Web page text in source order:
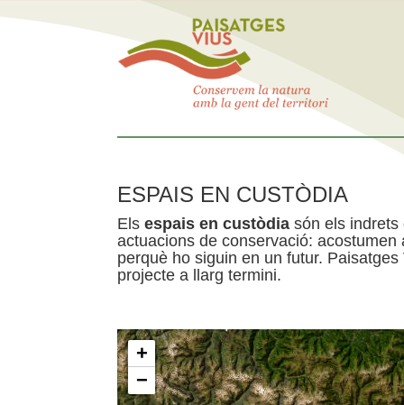
ESPAIS EN CUSTÒDIA
Els espais en custòdia són els indrets
actuacions de conservació:
perquè ho siguin en un futur.
projecte a llarg termini.
+
−